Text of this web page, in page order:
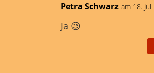
Petra Schwarz am 18.
Ja 😉